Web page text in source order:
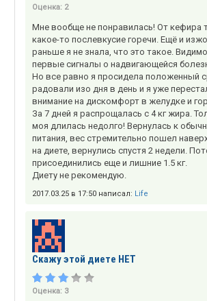
Оценка: 2
Мне вообще не понравилась! От кефира
какое-то послевкусие горечи. Ещё и
раньше я не знала, что это такое.
первые сигналы о надвигающейся
Но все равно я просидела положенный
радовали изо дня в день и я уже
внимание на дискомфорт в желудке и
За 7 дней я распрощалась с 4 кг жира.
моя длилась недолго! Вернулась к
питания, вес стремительно пошел
на диете, вернулись спустя 2 недели.
присоединились еще и лишние 1.5 кг.
Диету не рекомендую.
2017.03.25 в 17:50 написал: Life
Скажу этой диете НЕТ
Оценка: 3